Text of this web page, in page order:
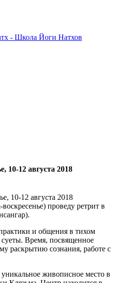
10-12 августа 2018
проведу ретрит в
и общения в тихом
суеты. Время, посвященное
раскрытию сознания, работе с
живописное место в